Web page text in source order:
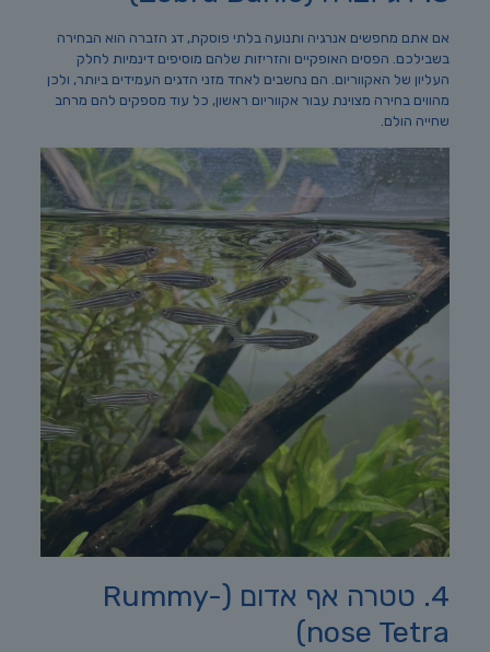
אם אתם מחפשים אנרגיה ותנועה בלתי פוסקת, דג הזברה הוא הבחירה
בשבילכם. הפסים האופקיים והזריזות שלהם מוסיפים דינמיות לחלק
העליון של האקווריום. הם נחשבים לאחד מזני הדגים העמידים ביותר, ולכן
מהווים בחירה מצוינת עבור אקווריום ראשון, כל עוד מספקים להם מרחב
שחייה הולם.
4. טטרה אף אדום (Rummy-
nose Tetra)